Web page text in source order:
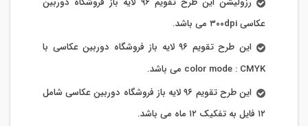
عکاسی ۳۰۰dpi می باشد.
این طرح تقویم ۹۶ لایه باز فروشگاه دوربین عکاسی با
color mode : CMYK می باشد.
این طرح تقویم ۹۶ لایه باز فروشگاه دوربین عکاسی شامل
۱۲ فایل به تفکیک ۱۲ ماه می باشد.